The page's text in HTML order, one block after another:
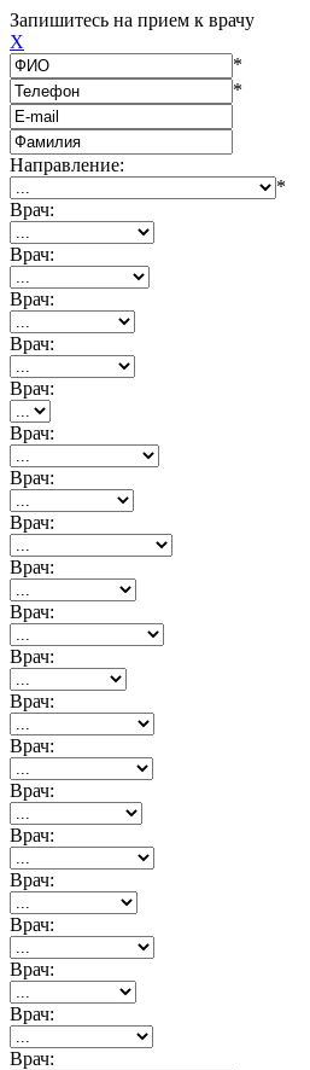
Запишитесь на прием к врачу
X
*
*
Направление:
*
Врач:
Врач:
Врач:
Врач:
Врач:
Врач:
Врач:
Врач:
Врач:
Врач:
Врач:
Врач:
Врач:
Врач:
Врач:
Врач:
Врач:
Врач:
Врач:
Врач: